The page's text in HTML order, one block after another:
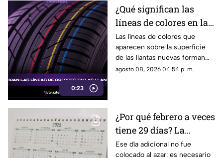
0:23
¿Qué significan las
líneas de colores en las
llantas nuevas?
Las líneas de colores que
aparecen sobre la superficie
de las llantas nuevas forman
parte del proceso de
agosto 08, 2026 04:54 p. m.
¿Por qué febrero a veces
tiene 29 días? La
curiosa razón detrás de
Ese día adicional no fue
colocado al azar: es necesario